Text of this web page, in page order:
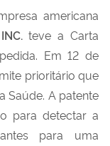
americana
teve a Carta
Em 12 de
prioritário que
Saúde. A patente
para detectar a
para uma